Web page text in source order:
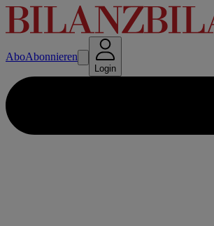
AboAbonnieren
Login